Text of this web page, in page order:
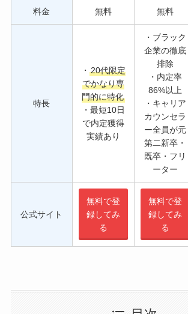
料金 無料 無料
特長
・ 20代限定
でかなり専
門的に特化
・最短10日
で内定獲得
実績あり
・ブラック
企業の徹底
排除
・内定率
86%以上
・キャリア
カウンセラ
ー全員が元
第二新卒・
既卒・フリ
ーター
公式サイト
無料で登
録してみ
る
無料で登
録してみ
る